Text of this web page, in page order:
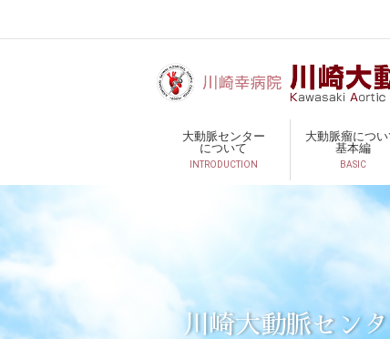
大動脈センター
について
INTRODUCTION
大動脈瘤につい
基本編
BASIC
川崎大動脈セン